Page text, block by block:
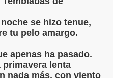
se hizo tenue,
tu pelo amargo.
apenas ha pasado.
primavera lenta
nada más, con viento